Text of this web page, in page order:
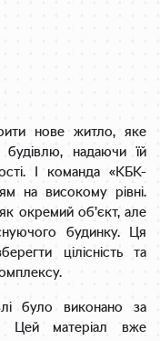
нове житло, яке
надаючи їй
І команда «КБК-
на високому рівні.
окремий об’єкт, але
будинку. Ця
цілісність та
було виконано за
Цей матеріал вже